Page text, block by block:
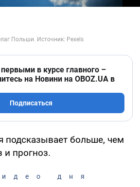
в курсе главного –
на Новини на OBOZ.UA в
Подписаться
подсказывает больше, чем
и прогноз.
дня